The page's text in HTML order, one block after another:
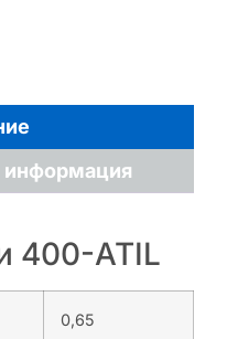
информация
400-ATIL
0,65